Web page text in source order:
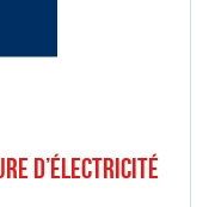
d’électricité